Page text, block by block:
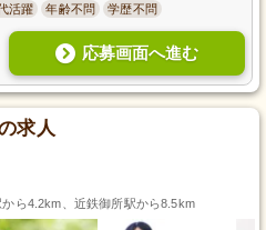
活躍 年齢不問 学歴不問
応募画面へ進む
求人
ら4.2km、近鉄御所駅から8.5km